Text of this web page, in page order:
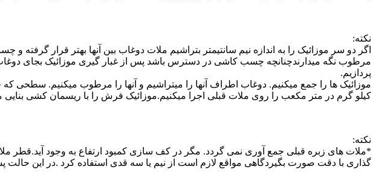
نکته:
مرطوب نگه میدارندچنانچه چسب کاشی در دسترس باشد پس از غبار گیری موزائیک بجای
پردازیم.
کیلو گرم در متر مکعب را روی ملات قبلی اجرا میکنیم.موزائیک فرش را با ریسمان کشی بنایی
نکته:
گذاری با دقت صورت بگیردگاهی مواقع لازم است از نیم یا سه قدی استفاده کرد .در این حالت